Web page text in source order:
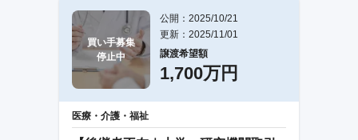
買い手募集
停止中
公開：2025/10/21
更新：2025/11/01
譲渡希望額
1,700万円
医療・介護・福祉